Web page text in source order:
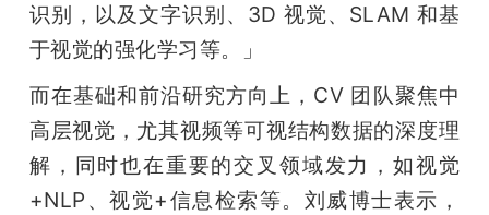
识别，以及文字识别、3D 视觉、SLAM 和基
于视觉的强化学习等。」
而在基础和前沿研究方向上，CV 团队聚焦中
高层视觉，尤其视频等可视结构数据的深度理
解，同时也在重要的交叉领域发力，如视觉
+NLP、视觉+信息检索等。刘威博士表示，